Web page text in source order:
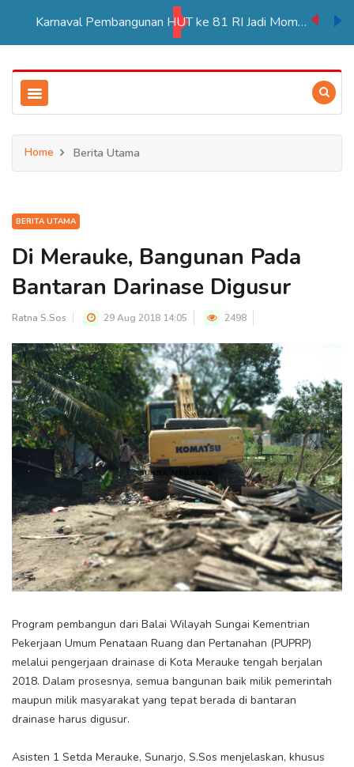
Karnaval Pembangunan HUT ke 81 RI Jadi Momentum Perkuat Persatuan di Merauke
Home Berita Utama
BERITA UTAMA
Di Merauke, Bangunan Pada
Bantaran Darinase Digusur
Ratna S.Sos 29 Aug 2018 14:05 2498
Program pembangun dari Balai Wilayah Sungai Kementrian
Pekerjaan Umum Penataan Ruang dan Pertanahan (PUPRP)
melalui pengerjaan drainase di Kota Merauke tengah berjalan
2018. Dalam prosesnya, semua bangunan baik milik pemerintah
maupun milik masyarakat yang tepat berada di bantaran
drainase harus digusur.
Asisten 1 Setda Merauke, Sunarjo, S.Sos menjelaskan, khusus